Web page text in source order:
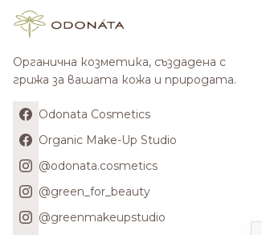
Органична козметика, създадена с
грижа за вашата кожа и природата.
Odonata Cosmetics
Organic Make-Up Studio
@odonata.cosmetics
@green_for_beauty
@greenmakeupstudio